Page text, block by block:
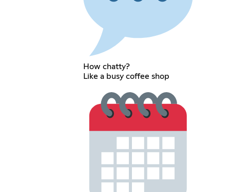
How chatty?
Like a busy coffee shop